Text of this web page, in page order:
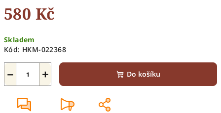
580 Kč
cena:
Skladem
Kód: HKM-022368
+
− Do košíku